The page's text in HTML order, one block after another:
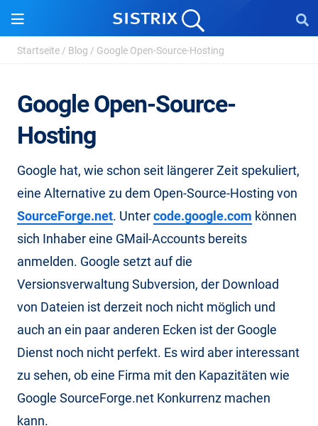
Startseite / Blog / Google Open-Source-Hosting
Google Open-Source-
Hosting
Google hat, wie schon seit längerer Zeit spekuliert,
eine Alternative zu dem Open-Source-Hosting von
SourceForge.net. Untercode.google.com können
sich Inhaber eine GMail-Accounts bereits
anmelden. Google setzt auf die
Versionsverwaltung Subversion, der Download
von Dateien ist derzeit noch nicht möglich und
auch an ein paar anderen Ecken ist der Google
Dienst noch nicht perfekt. Es wird aber interessant
zu sehen, ob eine Firma mit den Kapazitäten wie
Google SourceForge.net Konkurrenz machen
kann.